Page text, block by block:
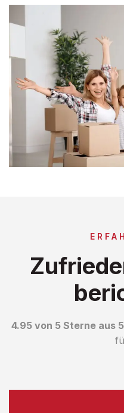
4.95 von 5 Sterne aus